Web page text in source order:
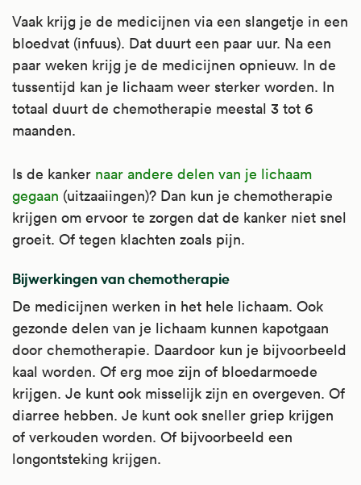
Vaak krijg je de medicijnen via een slangetje in een
bloedvat (infuus). Dat duurt een paar uur. Na een
paar weken krijg je de medicijnen opnieuw. In de
tussentijd kan je lichaam weer sterker worden. In
totaal duurt de chemotherapie meestal 3 tot 6
maanden.
Is de kanker naar andere delen van je lichaam
gegaan (uitzaaiingen)? Dan kun je chemotherapie
krijgen om ervoor te zorgen dat de kanker niet snel
groeit. Of tegen klachten zoals pijn.
Bijwerkingen van chemotherapie
De medicijnen werken in het hele lichaam. Ook
gezonde delen van je lichaam kunnen kapotgaan
door chemotherapie. Daardoor kun je bijvoorbeeld
kaal worden. Of erg moe zijn of bloedarmoede
krijgen. Je kunt ook misselijk zijn en overgeven. Of
diarree hebben. Je kunt ook sneller griep krijgen
of verkouden worden. Of bijvoorbeeld een
longontsteking krijgen.